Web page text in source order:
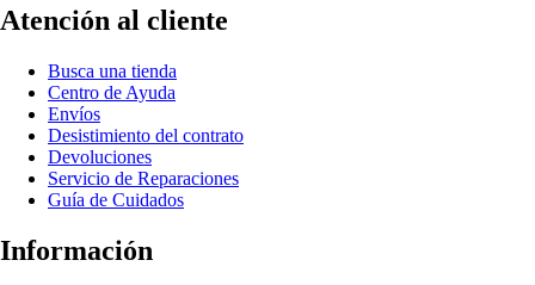
Atención al cliente
Busca una tienda
Centro de Ayuda
Envíos
Desistimiento del contrato
Devoluciones
Servicio de Reparaciones
Guía de Cuidados
Información